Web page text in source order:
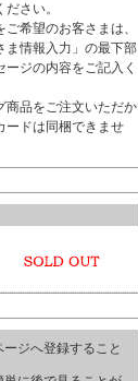
さい。
希望のお客さまは、
ま情報入力」の最下部
ージの内容をご記入く
品をご注文いただか
ードは同梱できませ
ジへ登録すること